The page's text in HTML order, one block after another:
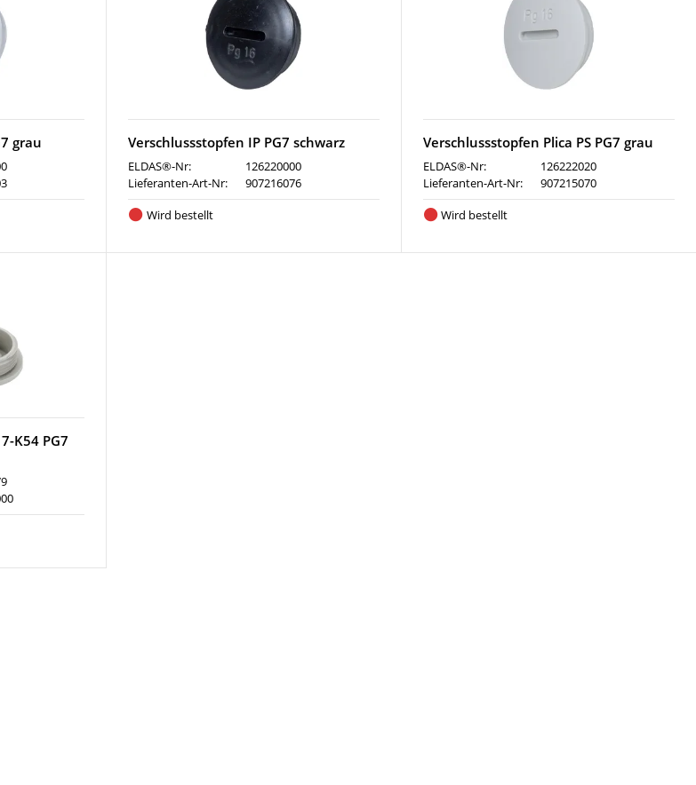
grau Verschlussstopfen IP PG7 schwarz
ELDAS®-Nr:
126220000
Lieferanten-Art-Nr:
907216076
Wird bestellt
Verschlussstopfen Plica PS PG7 grau
ELDAS®-Nr:
126222020
Lieferanten-Art-Nr:
907215070
Wird bestellt
K54 PG7